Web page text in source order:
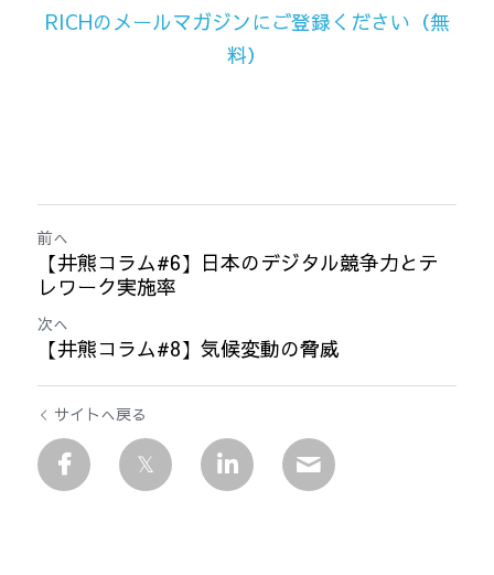
RICHのメールマガジンにご登録ください（無
料）
前へ
【井熊コラム#6】日本のデジタル競争力とテ
レワーク実施率
次へ
【井熊コラム#8】気候変動の脅威
サイトへ戻る